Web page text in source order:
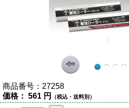
商品番号： 27258
価格： 561 円 （税込・送料別）